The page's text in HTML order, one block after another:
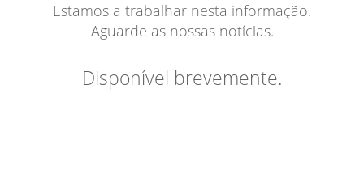
Estamos a trabalhar nesta informação.
Aguarde as nossas notícias.
Disponível brevemente.